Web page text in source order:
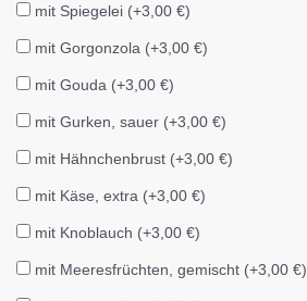
mit Spiegelei (+3,00 €)
mit Gorgonzola (+3,00 €)
mit Gouda (+3,00 €)
mit Gurken, sauer (+3,00 €)
mit Hähnchenbrust (+3,00 €)
mit Käse, extra (+3,00 €)
mit Knoblauch (+3,00 €)
mit Meeresfrüchten, gemischt (+3,00 €)